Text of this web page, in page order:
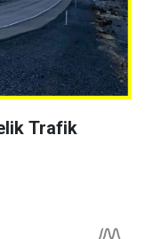
Trafik